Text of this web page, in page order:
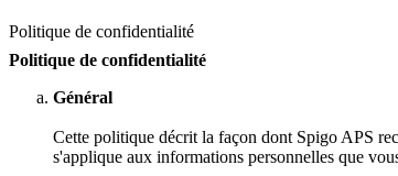
Politique de confidentialité
Politique de confidentialité
Général
Cette politique décrit la façon dont Spigo APS
s'applique aux informations personnelles que